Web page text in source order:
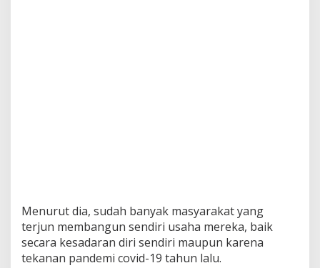
Menurut dia, sudah banyak masyarakat yang
terjun membangun sendiri usaha mereka, baik
secara kesadaran diri sendiri maupun karena
tekanan pandemi covid-19 tahun lalu.